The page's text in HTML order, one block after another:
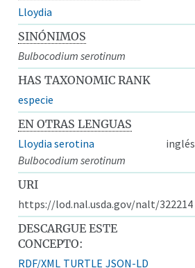
Lloydia
SINÓNIMOS
Bulbocodium serotinum
HAS TAXONOMIC RANK
especie
EN OTRAS LENGUAS
Lloydia serotina
inglés
Bulbocodium serotinum
URI
https://lod.nal.usda.gov/nalt/322214
DESCARGUE ESTE
CONCEPTO:
RDF/XML TURTLE JSON-LD